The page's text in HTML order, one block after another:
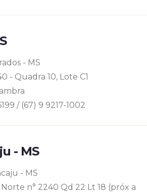
- MS
- Quadra 10, Lote C1
/ (67) 9 9217-1002
- MS
- MS
n° 2240 Qd 22 Lt 18 (próx a